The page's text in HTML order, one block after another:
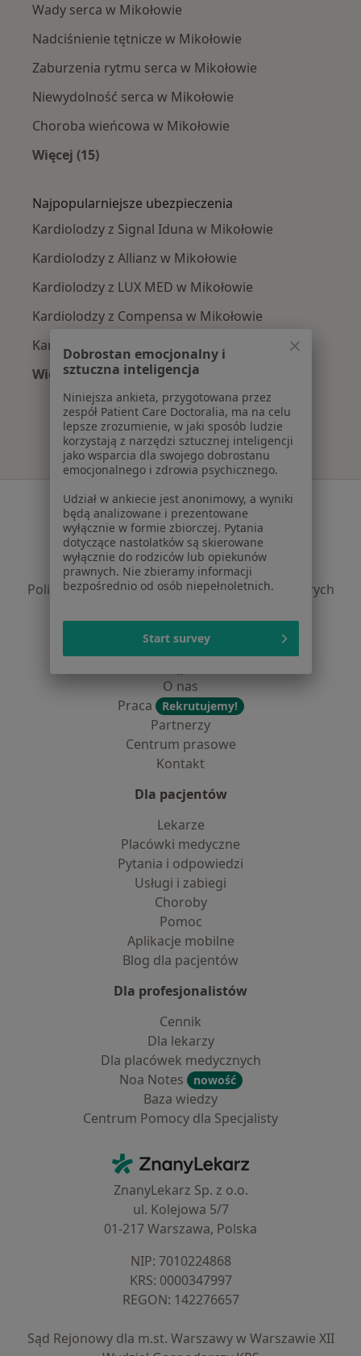
Wady serca w Mikołowie
Nadciśnienie tętnicze w Mikołowie
Zaburzenia rytmu serca w Mikołowie
Niewydolność serca w Mikołowie
Choroba wieńcowa w Mikołowie
Więcej (15)
Najpopularniejsze ubezpieczenia
Kardiolodzy z Signal Iduna w Mikołowie
Kardiolodzy z Allianz w Mikołowie
Kardiolodzy z LUX MED w Mikołowie
Kardiolodzy z Compensa w Mikołowie
Kardiolodzy z Enel-med w Mikołowie
Więcej (11)
Więcej w kategorii: Najpopularniejsze
Serwis
Regulamin
Polityka prywatności pacjentów
Polityka prywatności profesjonalistów
Polityka prywatności dla profesjonalistów, których
Jak działają wyniki wyszukiwania
O nas
Praca
Rekrutujemy!
Partnerzy
Centrum prasowe
Kontakt
Dla pacjentów
Lekarze
Placówki medyczne
Pytania i odpowiedzi
Usługi i zabiegi
Choroby
Pomoc
Aplikacje mobilne
Blog dla pacjentów
Dla profesjonalistów
Cennik
Dla lekarzy
Dla placówek medycznych
Noa Notes
nowość
Baza wiedzy
Centrum Pomocy dla Specjalisty
ZnanyLekarz - Strona główna
ZnanyLekarz Sp. z o.o.
ul. Kolejowa 5/7
01-217 Warszawa, Polska
NIP: ⁠7010224868
KRS: ⁠0000347997
REGON: ⁠142276657
Sąd Rejonowy dla m.st. Warszawy w Warszawie XII
Dobrostan emocjonalny i
sztuczna inteligencja
Niniejsza ankieta, przygotowana przez
zespół Patient Care Doctoralia, ma na celu
lepsze zrozumienie, w jaki sposób ludzie
korzystają z narzędzi sztucznej inteligencji
jako wsparcia dla swojego dobrostanu
emocjonalnego i zdrowia psychicznego.
Udział w ankiecie jest anonimowy, a wyniki
będą analizowane i prezentowane
wyłącznie w formie zbiorczej. Pytania
dotyczące nastolatków są skierowane
wyłącznie do rodziców lub opiekunów
prawnych. Nie zbieramy informacji
bezpośrednio od osób niepełnoletnich.
Start survey